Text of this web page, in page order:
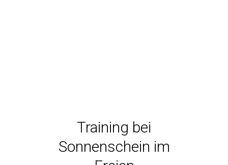
Training bei
Sonnenschein im